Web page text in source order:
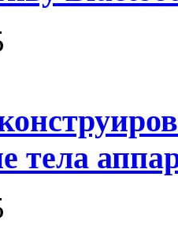
тела